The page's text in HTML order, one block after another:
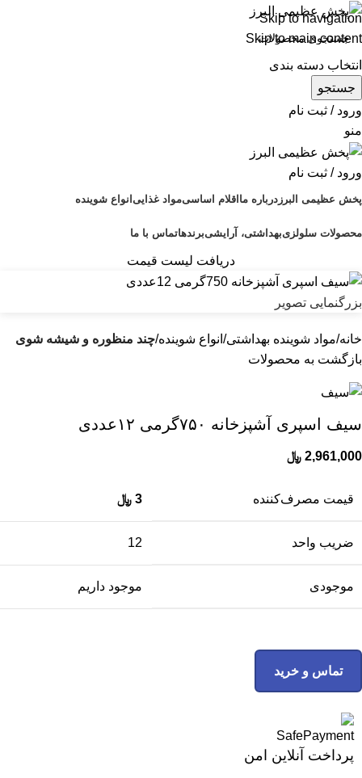
Skip to navigation
Skip to main content
انتخاب دسته بندی
جستجو
ورود / ثبت نام
منو
ورود / ثبت نام
پخش عظیمی البرز درباره مااقلام اساسیمواد غذاییانواع شوینده
محصولات سلولزیبهداشتی، آرایشیبرندهاتماس با ما
دریافت لیست قیمت
بزرگنمایی تصویر
خانه مواد شوینده بهداشتی انواع شوینده چند منظوره و شیشه شوی
بازگشت به محصولات
سیف اسپری آشپزخانه ۷۵۰گرمی ۱۲عددی
2,961,000 ﷼
قیمت مصرف‌کننده 3 ﷼
ضریب واحد 12
موجودی موجود داریم
تماس و خرید
پرداخت آنلاین امن